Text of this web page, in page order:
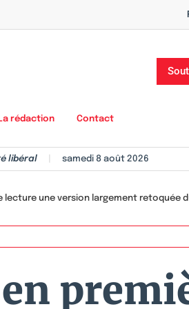
La rédaction Contact
libéral samedi 8 août 2026
lecture une version largement retoquée